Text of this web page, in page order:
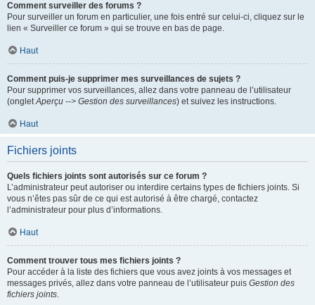
Comment surveiller des forums ?
Pour surveiller un forum en particulier, une fois entré sur celui-ci, cliquez sur le
lien « Surveiller ce forum » qui se trouve en bas de page.
Haut
Comment puis-je supprimer mes surveillances de sujets ?
Pour supprimer vos surveillances, allez dans votre panneau de l’utilisateur
(ongletAperçu --> Gestion des surveillances) et suivez les instructions.
Haut
Fichiers joints
Quels fichiers joints sont autorisés sur ce forum ?
L’administrateur peut autoriser ou interdire certains types de fichiers joints. Si
vous n’êtes pas sûr de ce qui est autorisé à être chargé, contactez
l’administrateur pour plus d’informations.
Haut
Comment trouver tous mes fichiers joints ?
Pour accéder à la liste des fichiers que vous avez joints à vos messages et
messages privés, allez dans votre panneau de l’utilisateur puis Gestion des
fichiers joints.